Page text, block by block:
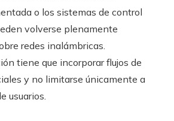
o los sistemas de control
volverse plenamente
redes inalámbricas.
tiene que incorporar flujos de
y no limitarse únicamente a
usuarios.